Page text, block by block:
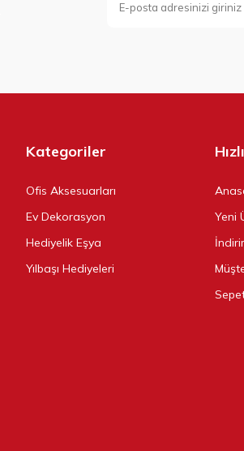
Kategoriler
Ofis Aksesuarları
Ev Dekorasyon
Hediyelik Eşya
Yılbaşı Hediyeleri
Yeni